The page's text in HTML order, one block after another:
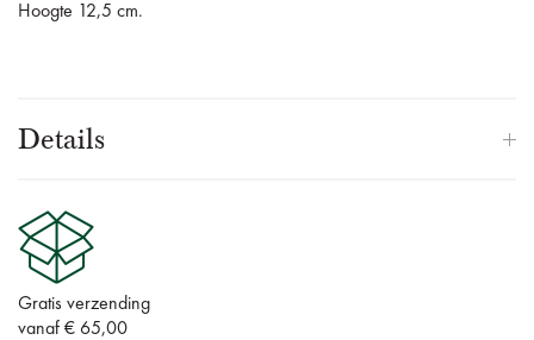
Hoogte 12,5 cm.
Details
Gratis verzending
vanaf € 65,00